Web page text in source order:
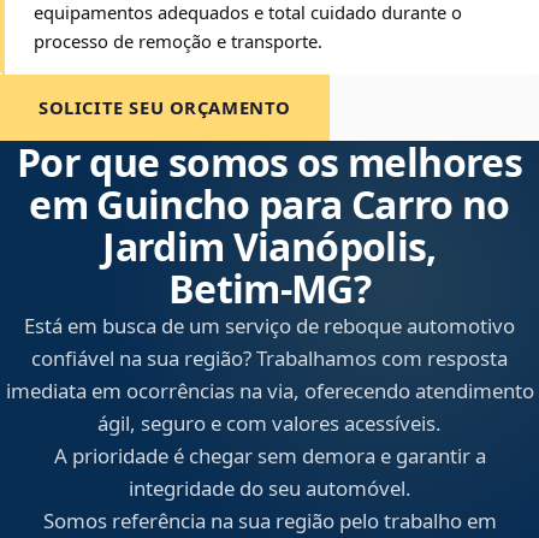
equipamentos adequados e total cuidado durante o
processo de remoção e transporte.
SOLICITE SEU ORÇAMENTO
Por que somos os melhores
em Guincho para Carro no
Jardim Vianópolis,
Betim‑MG?
Está em busca de um serviço de reboque automotivo
confiável na sua região? Trabalhamos com resposta
imediata em ocorrências na via, oferecendo atendimento
ágil, seguro e com valores acessíveis.
A prioridade é chegar sem demora e garantir a
integridade do seu automóvel.
Somos referência na sua região pelo trabalho em